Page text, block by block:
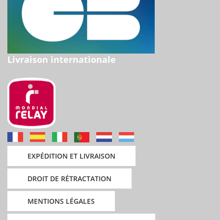
Livraison internationale
EXPÉDITION ET LIVRAISON
DROIT DE RÉTRACTATION
MENTIONS LÉGALES